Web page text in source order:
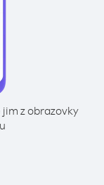
z obrazovky